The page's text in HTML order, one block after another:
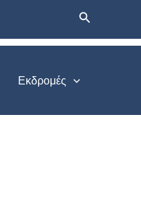
Αναζήτηση
Εκδρομές